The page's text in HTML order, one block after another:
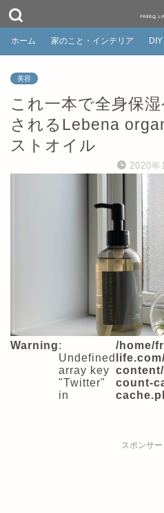
FREEQ
ホーム 家のこと・インテリア DIY
美容
これ一本で全身保
されるLebena
ストオイル
2020年
Warning:
Undefined
array key
"Twitter"
in
/home/
count-
スポンサー